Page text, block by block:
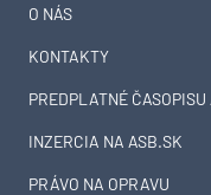
O NÁS
KONTAKTY
PREDPLATNÉ ČASOPISU
INZERCIA NA ASB.SK
PRÁVO NA OPRAVU